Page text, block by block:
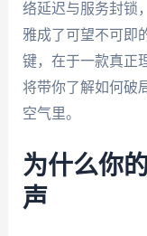
络延迟与服务封锁
雅成了可望不可即
键，在于一款真正
将带你了解如何破
空气里。
为什么你
声